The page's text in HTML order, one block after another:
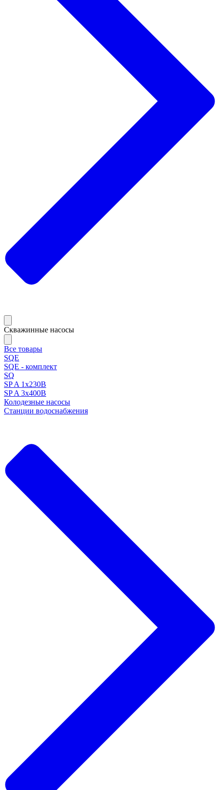
Скважинные насосы
Все товары
SQE
SQE - комплект
SQ
SP A 1x230В
SP A 3x400В
Колодезные насосы
Станции водоснабжения